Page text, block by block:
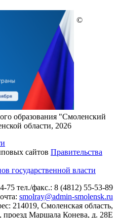
©
образования "Смоленский
области, 2026
сайтов Правительства
государственной власти
75 тел./факс.: 8 (4812) 55-53-89
smolray@admin-smolensk.ru
214019, Смоленская область,
проезд Маршала Конева, д. 28Е